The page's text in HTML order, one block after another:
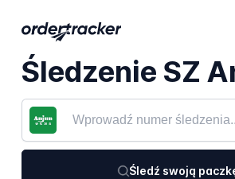
Śledzenie SZ
Śledź swoją